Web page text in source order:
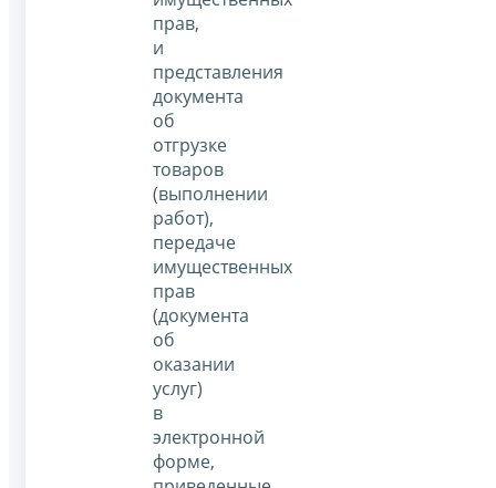
прав,
и
представления
документа
об
отгрузке
товаров
(выполнении
работ),
передаче
имущественных
прав
(документа
об
оказании
услуг)
в
электронной
форме,